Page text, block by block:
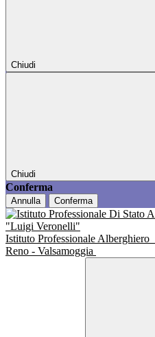
Chiudi
Chiudi
Conferma
Annulla Conferma
Istituto Professionale Alberghiero
Reno - Valsamoggia